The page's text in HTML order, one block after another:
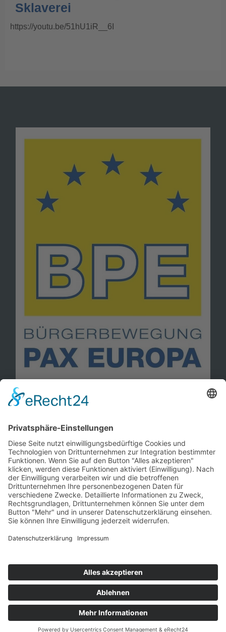
Sklaverei
https://youtu.be/51hU1iR__6I
Kontakt
Mitglied werden!
Impressum
Datenschutz
Copyright 2023. All rights reserved.